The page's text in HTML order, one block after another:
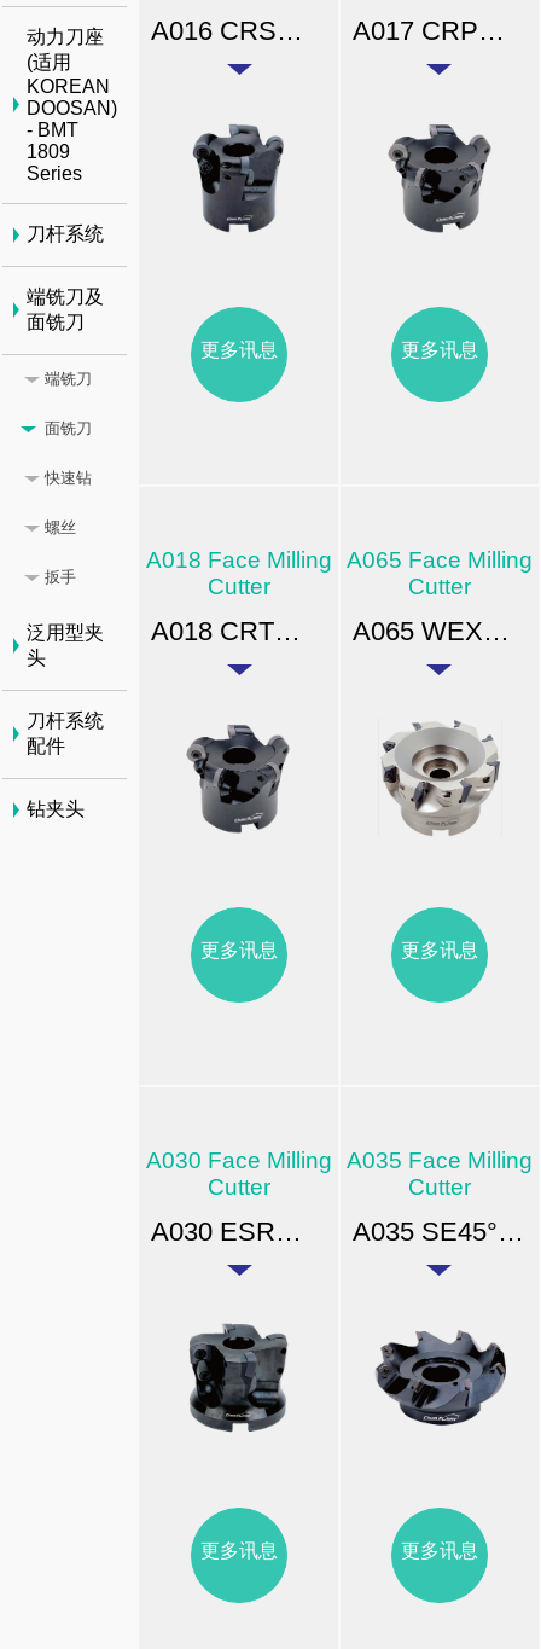
A016 CRS型R角平面铣刀
更多讯息
A017 CRP型R角平面铣刀
更多讯息
A018 Face Milling
Cutter
A018 CRT型R角平面铣刀
更多讯息
A065 Face Milling
Cutter
A065 WEX型高速平面铣刀
更多讯息
A030 Face Milling
Cutter
A030 ESR高進給切削平面銑刀
更多讯息
A035 Face Milling
Cutter
A035 SE45° 高速平面壳型铣刀
更多讯息
动力刀座
(适用
KOREAN
DOOSAN)
- BMT
1809
Series
刀杆系统
端铣刀及
面铣刀
端铣刀
面铣刀
快速钻
螺丝
扳手
泛用型夹
头
刀杆系统
配件
钻夹头